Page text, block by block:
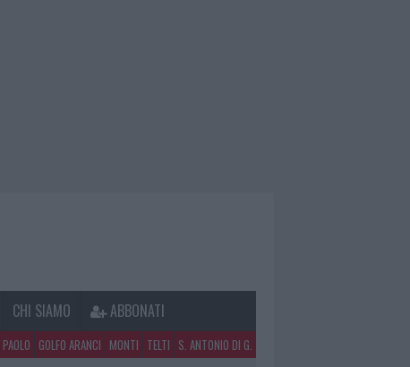
CHI SIAMO ABBONATI
GOLFO ARANCI MONTI TELTI S. ANTONIO DI G.